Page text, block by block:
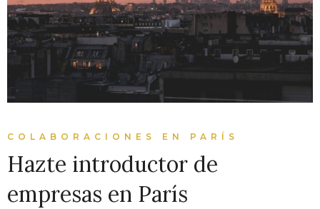
COLABORACIONES EN PARÍS
Hazte introductor de
empresas en París